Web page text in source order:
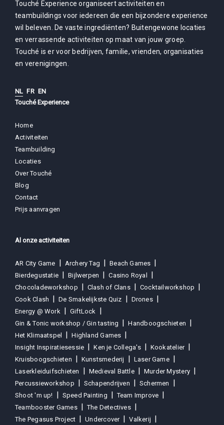
Touché Experience organiseert activiteiten en
teambuildings voor iedereen die een bijzondere experience
wil beleven. De vaste ingrediënten? Buitengewone locaties
en verrassende activiteiten op maat van jouw groep.
Touché is er voor bedrijven, familie, vrienden, organisaties
en verenigingen.
Touché Experience
Home
Activiteiten
Teambuilding
Locaties
Over Touché
Blog
Contact
Prijs aanvragen
NL FR EN
Al onze activiteiten
AR City Game Archery Tag
Beach Games
Bierdegustatie
Bijlwerpen
Casino Royal
Chocoladeworkshop
Clash of Clans
Cocktailworkshop
Cook Clash
De Smakelijkste Quiz
Drones
Energy @ Work
GiftLock
Gin & Tonic workshop / Gin tasting
Handboogschieten
Het Klimaatspel
Highland Games
Insight Inspiratiesessie
Ken je Collega's
Kookatelier
Kruisboogschieten
Kunstsmederij
Laser Game
Laserkleiduifschieten
Medieval Battle
Murder Mystery
Percussieworkshop
Schapendrijven
Schermen
Shoot 'm up!
Speed Painting
Team Improve
Teambooster Games
The Detectives
The Pegasus Project
Undercover Valkerij